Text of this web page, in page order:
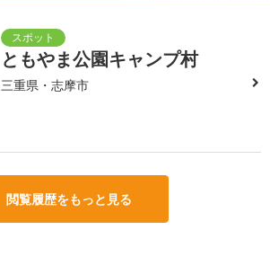
ともやま公園キャンプ村
三重県・志摩市
閲覧履歴をもっと見る